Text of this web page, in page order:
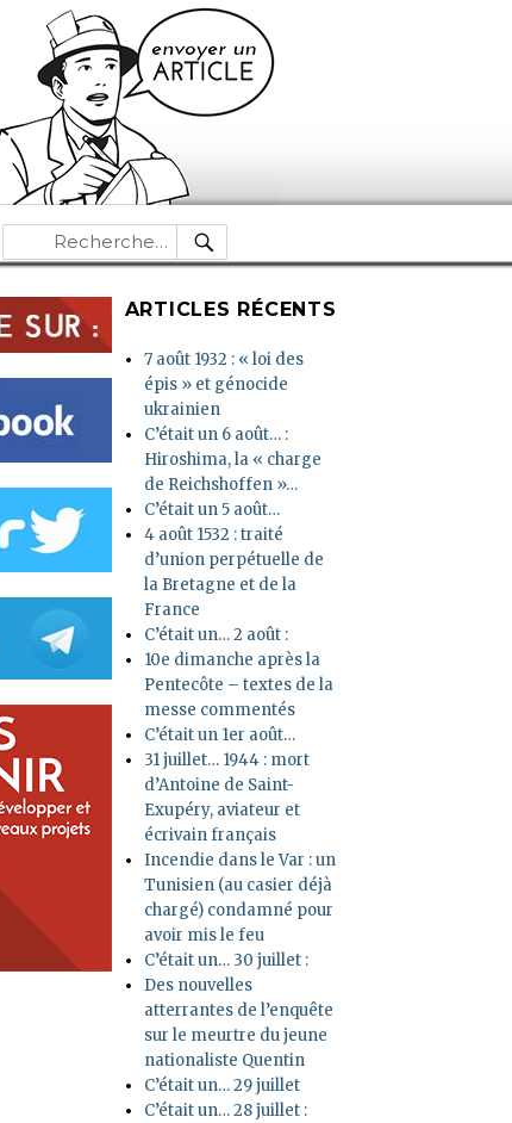
Recherche
pour :
RECHERCHE
ARTICLES RÉCENTS
7 août 1932 : « loi des
épis » et génocide
ukrainien
C’était un 6 août… :
Hiroshima, la « charge
de Reichshoffen »…
C’était un 5 août…
4 août 1532 : traité
d’union perpétuelle de
la Bretagne et de la
France
C’était un… 2 août :
10e dimanche après la
Pentecôte – textes de la
messe commentés
C’était un 1er août…
31 juillet… 1944 : mort
d’Antoine de Saint-
Exupéry, aviateur et
écrivain français
Incendie dans le Var : un
Tunisien (au casier déjà
chargé) condamné pour
avoir mis le feu
C’était un… 30 juillet :
Des nouvelles
atterrantes de l’enquête
sur le meurtre du jeune
nationaliste Quentin
C’était un… 29 juillet
C’était un… 28 juillet :